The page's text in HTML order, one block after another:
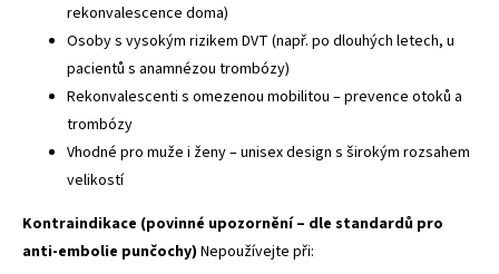
rekonvalescence doma)
Osoby s vysokým rizikem DVT (např. po dlouhých letech, u
pacientů s anamnézou trombózy)
Rekonvalescenti s omezenou mobilitou – prevence otoků a
trombózy
Vhodné pro muže i ženy – unisex design s širokým rozsahem
velikostí
Kontraindikace (povinné upozornění – dle standardů pro
anti-embolie punčochy) Nepoužívejte při: